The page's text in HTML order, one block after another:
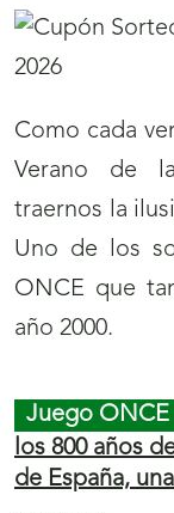
Como cada
Verano de
traernos la
Uno de los
ONCE que
año 2000.
Juego ONCE
los 800 años
de España,